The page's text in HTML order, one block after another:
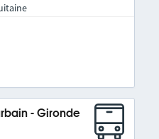
- Gironde